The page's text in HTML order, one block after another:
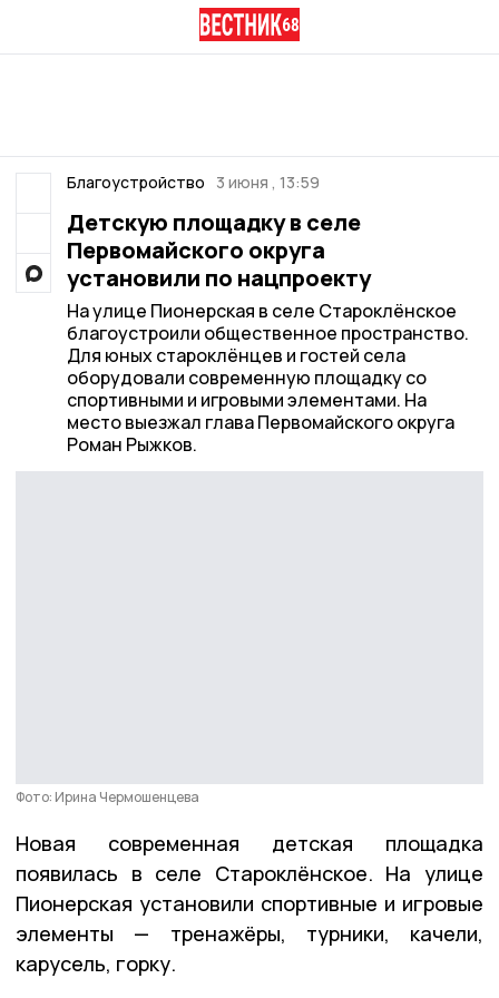
Благоустройство 3 июня , 13:59
Детскую площадку в селе
Первомайского округа
установили по нацпроекту
На улице Пионерская в селе Староклёнское
благоустроили общественное пространство.
Для юных староклёнцев и гостей села
оборудовали современную площадку со
спортивными и игровыми элементами. На
место выезжал глава Первомайского округа
Роман Рыжков.
Фото: Ирина Чермошенцева
Новая современная детская площадка
появилась в селе Староклёнское. На улице
Пионерская установили спортивные и игровые
элементы — тренажёры, турники, качели,
карусель, горку.